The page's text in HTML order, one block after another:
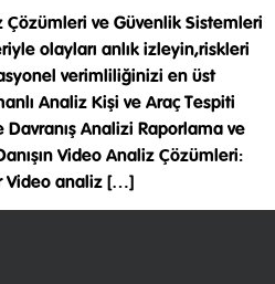
Çözümleri ve Güvenlik Sistemleri
olayları anlık izleyin,riskleri
verimliliğinizi en üst
Analiz Kişi ve Araç Tespiti
Davranış Analizi Raporlama ve
Video Analiz Çözümleri:
Video analiz […]